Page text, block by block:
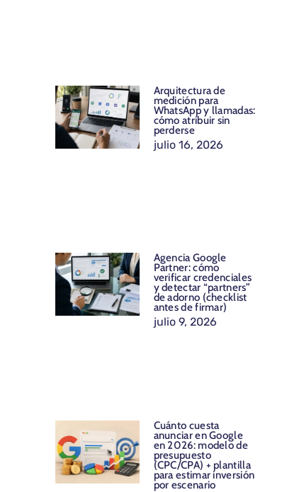
Arquitectura de
medición para
WhatsApp y llamadas:
cómo atribuir sin
perderse
julio 16, 2026
Agencia Google
Partner: cómo
verificar credenciales
y detectar “partners”
de adorno (checklist
antes de firmar)
julio 9, 2026
Cuánto cuesta
anunciar en Google
en 2026: modelo de
presupuesto
(CPC/CPA) + plantilla
para estimar inversión
por escenario